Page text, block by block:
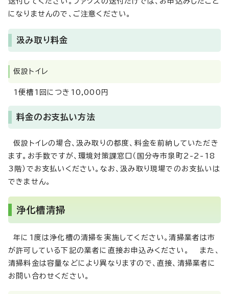
になりませんので、ご注意ください。
汲み取り料金
仮設トイレ
1便槽1回につき10,000円
料金のお支払い方法
仮設トイレの場合、汲み取りの都度、料金を前納していただき
ます。お手数ですが、環境対策課窓口（国分寺市泉町2-2-18
3階）でお支払いください。なお、汲み取り現場でのお支払いは
できません。
浄化槽清掃
年に1度は浄化槽の清掃を実施してください。清掃業者は市
が許可している下記の業者に直接お申込みください。 また、
清掃料金は容量などにより異なりますので、直接、清掃業者に
お問い合わせください。